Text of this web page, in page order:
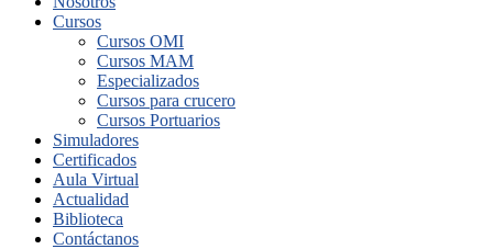
Cursos
Cursos OMI
Cursos MAM
Especializados
Cursos para crucero
Cursos Portuarios
Simuladores
Certificados
Aula Virtual
Actualidad
Biblioteca
Contáctanos